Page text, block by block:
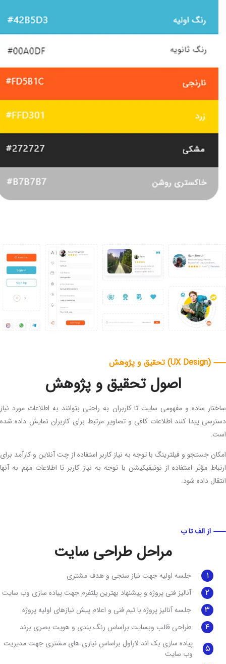
(UX Design) تحقیق و پژوهش
اصول تحقیق و پژوهش
ساده و مفهومی سایت تا کاربران به راحتی بتوانند به اطلاعات مورد نیاز
پیدا کنند اطلاعات کافی و تصاویر مرتبط برای کاربران نمایش داده شده
جستجو و فیلترینگ با توجه به نیاز کاربر استفاده از چت آنلاین و کارآمد برای
مؤثر استفاده از نوتیفیکیشن با توجه به نیاز کاربر تا اطلاعات مهم به آنها
داده شود.
از الف تا ب
مراحل طراحی سایت
جلسه اولیه جهت نیاز سنجی و هدف مشتری
آنالیز فنی پروژه و پیشنهاد بهترین پلتفرم جهت پیاده سازی وب سایت
جلسه آنالیز پروژه با تیم فنی و اعلام پیش نیازهای اولیه پروژه
طراحی قالب وبسایت براساس رنگ بندی و هویت بصری برند
پیاده سازی بک اند لاراول براساس نیازی های مشتری جهت مدیریت
وب سایت